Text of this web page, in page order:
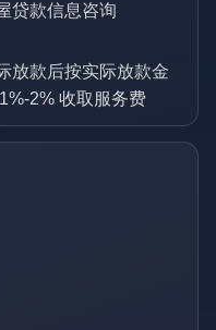
贷款信息咨询
放款后按实际放款金
2% 收取服务费